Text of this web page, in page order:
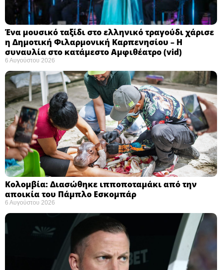
Ένα μουσικό ταξίδι στο ελληνικό τραγούδι χάρισε
η Δημοτική Φιλαρμονική Καρπενησίου – Η
συναυλία στο κατάμεστο Αμφιθέατρο (vid)
6 Αυγούστου 2026
Κολομβία: Διασώθηκε ιπποποταμάκι από την
αποικία του Πάμπλο Εσκομπάρ ​
6 Αυγούστου 2026